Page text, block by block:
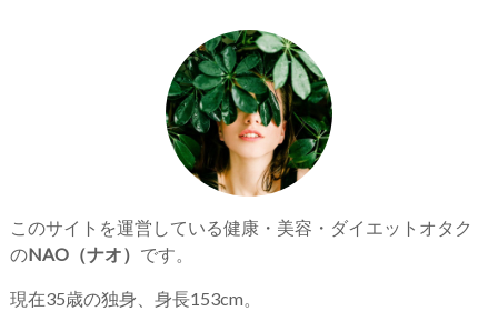
このサイトを運営している健康・美容・ダイエットオタク
のNAO（ナオ） です。
現在35歳の独身、身長153cm。